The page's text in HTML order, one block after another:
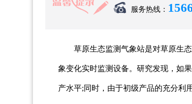
服务热线：
草原生态监测气象站是对草原生
象变化实时监测设备。研究发现，如
产水平;同时，由于初级产品的充分利